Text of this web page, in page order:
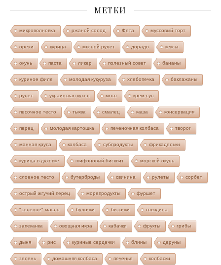
МЕТКИ
микроволновка ржаной солод Фета муссовый торт
орехи курица мясной рулет дорадо кексы
окунь паста ликер полезный совет бананы
куриное филе молодая кукуруза хлебопечка баклажаны
рулет украинская кухня мясо крем-суп
песочное тесто тыква смалец каша консервация
перец молодая картошка печеночная колбаса творог
манная крупа колбаса субпродукты фрикадельки
курица в духовке шифоновый бисквит морской окунь
слоеное тесто бутерброды свинина рулеты сорбет
острый жгучий перец морепродукты фуршет
"зеленое" масло булочки биточки говядина
запеканка овощная икра кабачки фрукты грибы
дыня рис куриные сердечки блины деруны
зелень домашняя колбаса печенье колбаски